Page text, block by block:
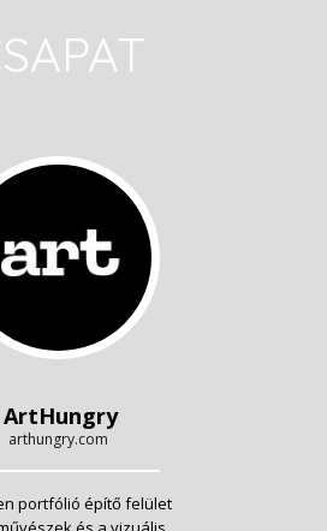
ArtHungry
arthungry.com
portfólió építő felület